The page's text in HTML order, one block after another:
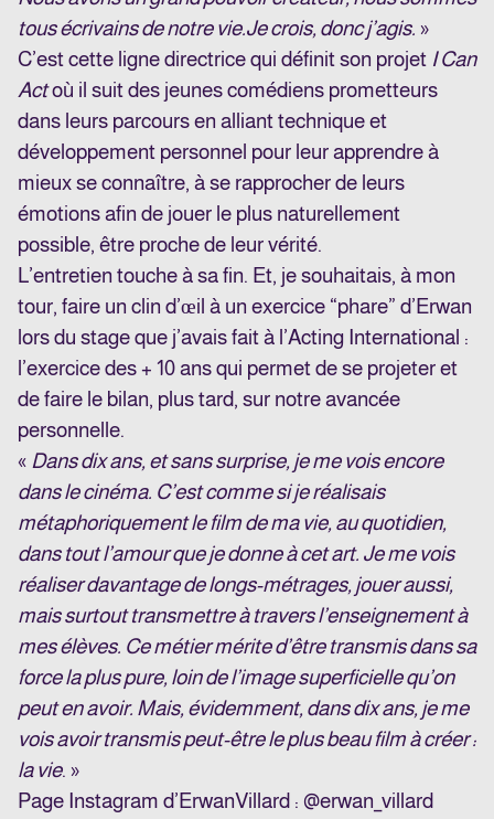
tous écrivains de notre vie.Je crois, donc j’agis. »
C’est cette ligne directrice qui définit son projet I Can
Actoù il suit des jeunes comédiens prometteurs
dans leurs parcours en alliant technique et
développement personnel pour leur apprendre à
mieux se connaître, à se rapprocher de leurs
émotions afin de jouer le plus naturellement
possible, être proche de leur vérité.
L’entretien touche à sa fin. Et, je souhaitais, à mon
tour, faire un clin d’œil à un exercice “phare” d’Erwan
lors du stage que j’avais fait à l’Acting International :
l’exercice des + 10 ans qui permet de se projeter et
de faire le bilan, plus tard, sur notre avancée
personnelle.
« Dans dix ans, et sans surprise, je me vois encore
dans le cinéma. C’est comme si je réalisais
métaphoriquement le film de ma vie, au quotidien,
dans tout l’amour que je donne à cet art. Je me vois
réaliser davantage de longs-métrages, jouer aussi,
mais surtout transmettre à travers l’enseignement à
mes élèves. Ce métier mérite d’être transmis dans sa
force la plus pure, loin de l’image superficielle qu’on
peut en avoir. Mais, évidemment, dans dix ans, je me
vois avoir transmis peut-être le plus beau film à créer :
la vie. »
Page Instagram d’ErwanVillard : @erwan_villard